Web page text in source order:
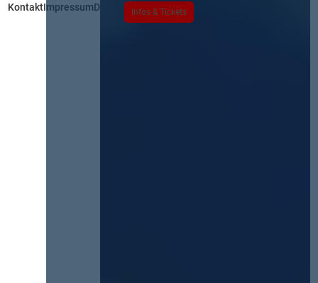
Infos & Tickets
KontaktImpressumDatenschutz